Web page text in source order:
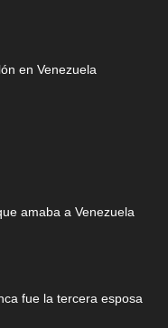
en Venezuela
amaba a Venezuela
fue la tercera esposa